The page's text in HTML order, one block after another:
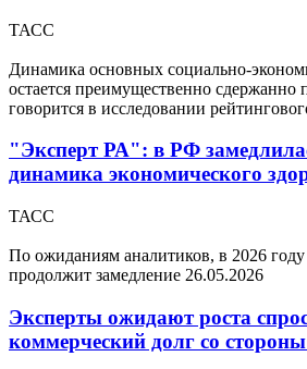
ТАСС
Динамика основных социально-
остается преимущественно сдержанно
говорится в исследовании
"Эксперт РА": в РФ
динамика экономического
ТАСС
По ожиданиям аналитиков, в 2026 году
продолжит замедление 26.05.2026
Эксперты ожидают роста
коммерческий долг со